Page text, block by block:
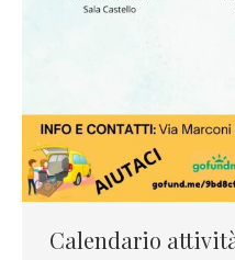
Calendario